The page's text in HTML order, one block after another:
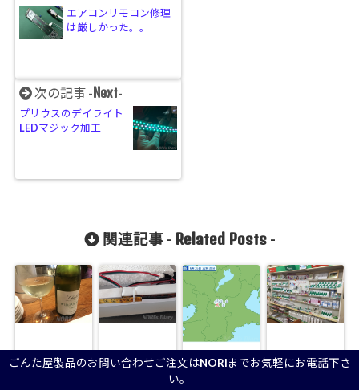
ごんた屋製品のお問い合わせご注文はNORIまでお気軽にお電話下さ
い。
エアコンリモコン修理
は厳しかった。。
次の記事 - Next-
プリウスのデイライト
LEDマジック加工
関連記事 - Related Posts-
今日は定休日
女優ミラーの
自宅の直下で
ピアベルピア